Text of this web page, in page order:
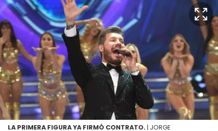
LA PRIMERA FIGURA YA FIRMÓ CONTRATO. | JORGE